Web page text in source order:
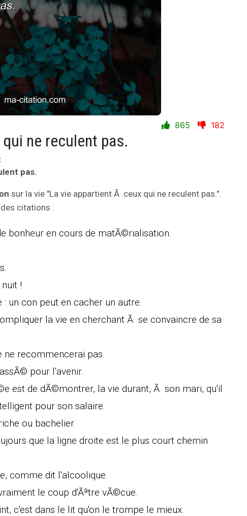
865 182
ne reculent pas.
:
pas.
sur la vie "La vie appartient Ã ceux qui ne reculent pas.".
citations :
bonheur en cours de matÃ©rialisation.
!
un con peut en cacher un autre.
la vie en cherchant Ã se convaincre de sa
ne recommencerai pas.
pour l'avenir.
est de dÃ©montrer, la vie durant, Ã son mari, qu'il
pour son salaire.
ou bachelier.
que la ligne droite est le plus court chemin
comme dit l'alcoolique.
le coup d'Ãªtre vÃ©cue.
c'est dans le lit qu'on le trompe le mieux.